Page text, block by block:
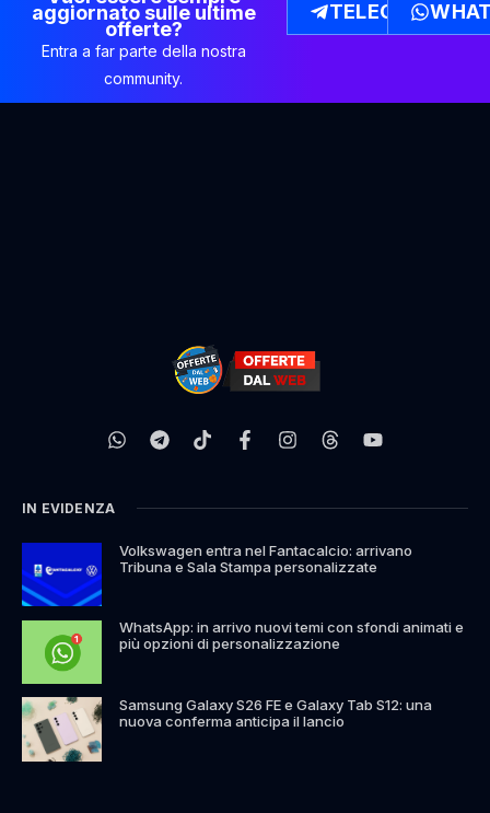
aggiornato sulle ultime
offerte?
Entra a far parte della nostra
community.
TELEGRAM
IN EVIDENZA
Volkswagen entra nel Fantacalcio: arrivano
Tribuna e Sala Stampa personalizzate
WhatsApp: in arrivo nuovi temi con sfondi animati e
più opzioni di personalizzazione
Samsung Galaxy S26 FE e Galaxy Tab S12: una
nuova conferma anticipa il lancio